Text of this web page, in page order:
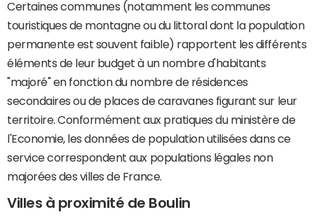
Certaines communes (notamment les communes
touristiques de montagne ou du littoral dont la population
permanente est souvent faible) rapportent les différents
éléments de leur budget à un nombre d'habitants
"majoré" en fonction du nombre de résidences
secondaires ou de places de caravanes figurant sur leur
territoire. Conformément aux pratiques du ministère de
l'Economie, les données de population utilisées dans ce
service correspondent aux populations légales non
majorées des villes de France.
Villes à proximité de Boulin